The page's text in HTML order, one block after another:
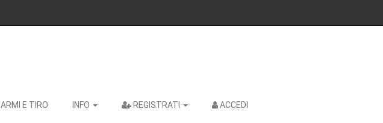
ARMI E TIRO INFO REGISTRATI ACCEDI